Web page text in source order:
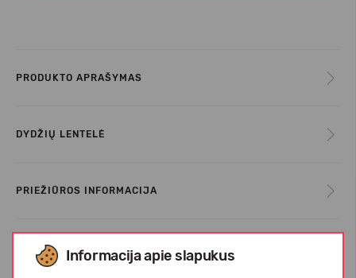
Informacija apie slapukus
PRODUKTO APRAŠYMAS
DYDŽIŲ LENTELĖ
PRIEŽIŪROS INFORMACIJA
APIE ECOALF